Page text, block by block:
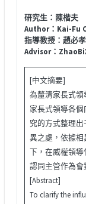
研究生：陳楷夫
Author：Kai-Fu
指導教授：趙必孝
Advisor：
[中文摘要]
為釐清家長式
家長式領導各
究的方式整理
異之處，依據
下，在威權領
認同主管作為會
[Abstract]
To clarify the